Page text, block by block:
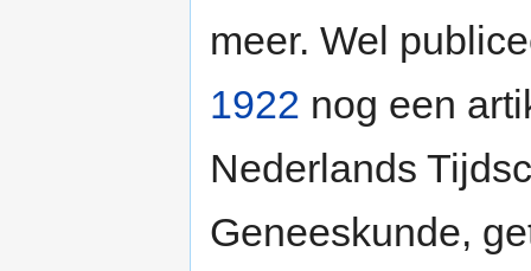
meer. Wel
1922 nog een
Nederlands
Geneeskunde,